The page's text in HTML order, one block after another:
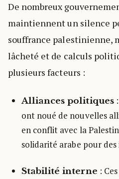
De nombreux
maintiennent un silence
souffrance palestinienne,
lâcheté et de calculs
plusieurs facteurs :
Alliances politiques:
ont noué de nouvelles
en conflit avec la
solidarité arabe pour
Stabilité interne :